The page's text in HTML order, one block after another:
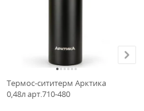
Термос-сититерм Арктика
0,48л арт.710-480